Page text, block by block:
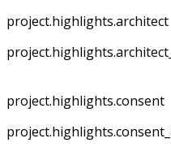
project.highlights.architect
project.highlights.consent